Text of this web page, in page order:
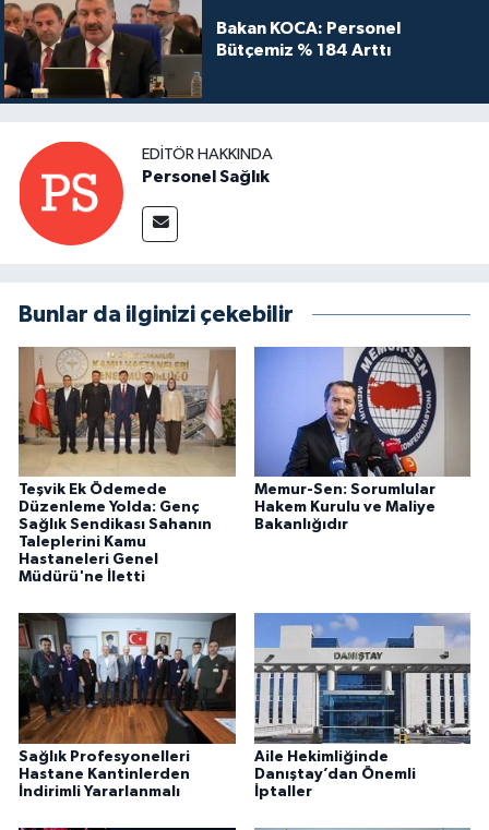
Bakan KOCA: Personel
Bütçemiz % 184 Arttı
EDITÖR HAKKINDA
Personel Sağlık
Bunlar da ilginizi çekebilir
Teşvik Ek Ödemede
Düzenleme Yolda: Genç
Sağlık Sendikası Sahanın
Taleplerini Kamu
Hastaneleri Genel
Müdürü'ne İletti
Memur-Sen: Sorumlular
Hakem Kurulu ve Maliye
Bakanlığıdır
Sağlık Profesyonelleri
Hastane Kantinlerden
İndirimli Yararlanmalı
Aile Hekimliğinde
Danıştay’dan Önemli
İptaller